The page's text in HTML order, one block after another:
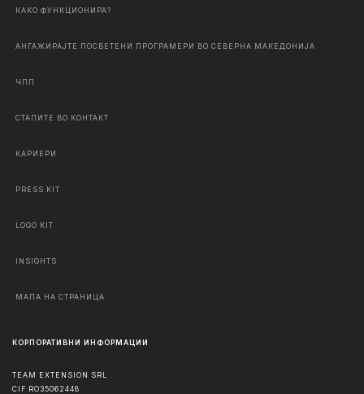
КАКО ФУНКЦИОНИРА?
АНГАЖИРАЈТЕ ПОСВЕТЕНИ ПРОГРАМЕРИ ВО СЕВЕРНА МАКЕДОНИЈА
ЧПП
СТАПИТЕ ВО КОНТАКТ
КАРИЕРИ
PRESS KIT
LOGO KIT
INSIGHTS
МАПА НА СТРАНИЦА
КОРПОРАТИВНИ ИНФОРМАЦИИ
TEAM EXTENSION SRL
CIF RO35062448